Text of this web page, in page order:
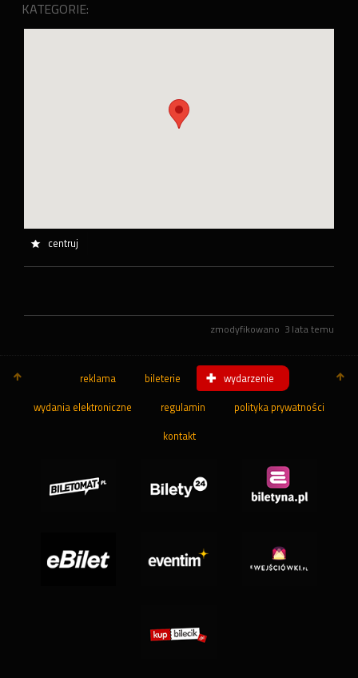
KATEGORIE:
centruj
zmodyfikowano 3 lata temu
reklama bileterie wydarzenie
wydania elektroniczne regulamin polityka prywatności
kontakt